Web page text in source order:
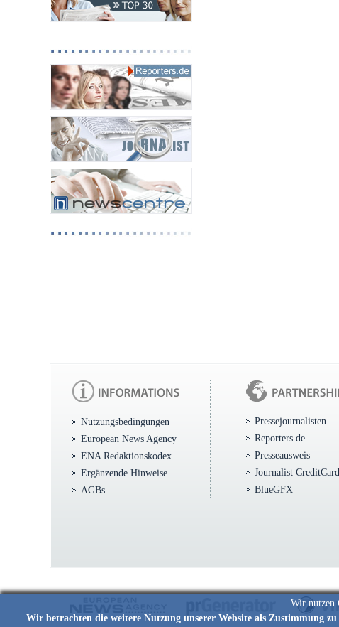
Wir nutzen
Wir betrachten die weitere Nutzung unserer Website als Zustimmung
Nutzungsbedingungen
European News Agency
ENA Redaktionskodex
Ergänzende Hinweise
AGBs
Pressejournalisten
Reporters.de
Presseausweis
Journalist CreditCard
BlueGFX